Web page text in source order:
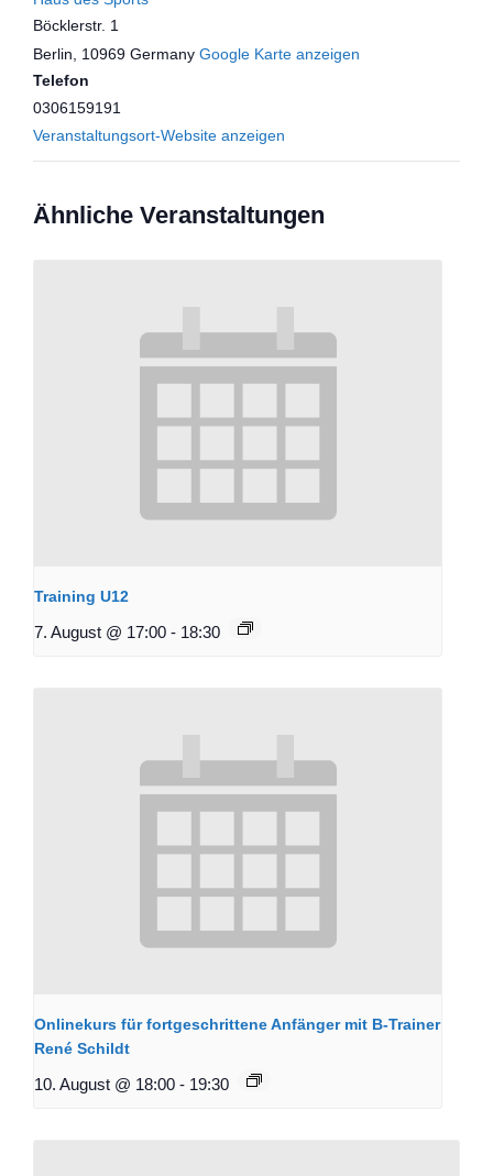
Böcklerstr. 1
Berlin
10969 Germany Google Karte anzeigen
Telefon
0306159191
Veranstaltungsort-Website anzeigen
Ähnliche Veranstaltungen
Training U12
7. August @ 17:00 - 18:30
Onlinekurs für fortgeschrittene Anfänger mit B-Trainer
René Schildt
10. August @ 18:00 - 19:30